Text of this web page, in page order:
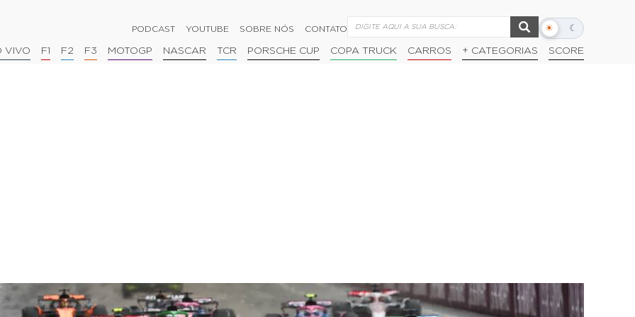
PODCAST YOUTUBE SOBRE NÓS CONTATO ☀ ☾
Alternar
escuro
VIVO F1 F2 F3 MOTOGP NASCAR TCR PORSCHE CUP COPA TRUCK CARROS + CATEGORIAS SCORE